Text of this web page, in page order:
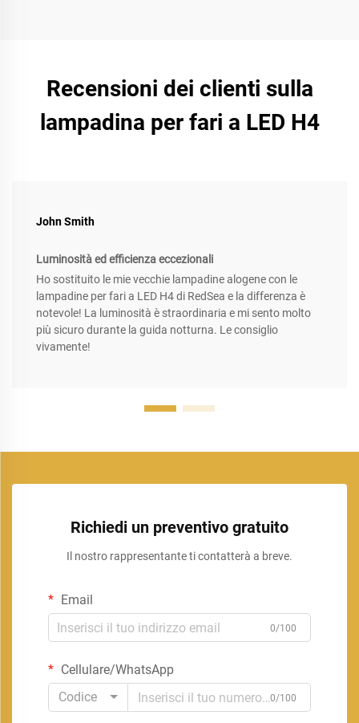
Recensioni dei clienti sulla
lampadina per fari a LED H4
John Smith
Luminosità ed efficienza eccezionali
Ho sostituito le mie vecchie lampadine alogene con le
lampadine per fari a LED H4 di RedSea e la differenza è
notevole! La luminosità è straordinaria e mi sento molto
più sicuro durante la guida notturna. Le consiglio
vivamente!
Richiedi un preventivo gratuito
Il nostro rappresentante ti contatterà a breve.
Email
0/100
Cellulare/WhatsApp
Codice
0/100